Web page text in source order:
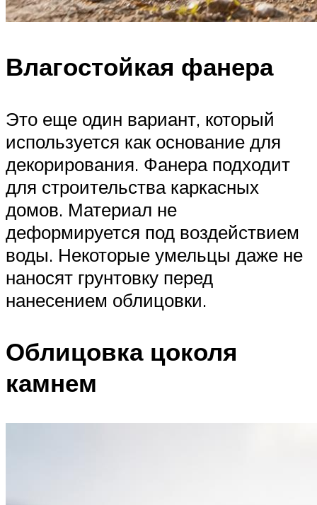
Влагостойкая фанера
Это еще один вариант, который
используется как основание для
декорирования. Фанера подходит
для строительства каркасных
домов. Материал не
деформируется под воздействием
воды. Некоторые умельцы даже не
наносят грунтовку перед
нанесением облицовки.
Облицовка цоколя
камнем